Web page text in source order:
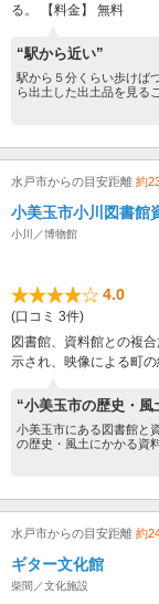
る。 【料金】 無料
“駅から近い”
駅から５分くらい歩けば
ら出土した出土品を見るこ
水戸市からの目安距離 約
小美玉市小川図書館
小川／博物館
4.0
(口コミ 3件)
図書館、資料館との複
示され、映像による町
“小美玉市の歴史・
小美玉市にある図書館と
の歴史・風土にかかる資料
水戸市からの目安距離 約
ギター文化館
柴間／文化施設